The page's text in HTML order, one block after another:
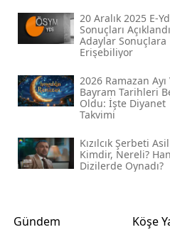
20 Aralık 2025 E-
Sonuçları
Adaylar Sonuçlara
Erişebiliyor
2026 Ramazan Ayı
Bayram Tarihleri
Oldu: İşte Diyanet
Takvimi
Kızılcık Şerbeti Asil
Kimdir, Nereli?
Dizilerde Oynadı?
Gündem Köşe